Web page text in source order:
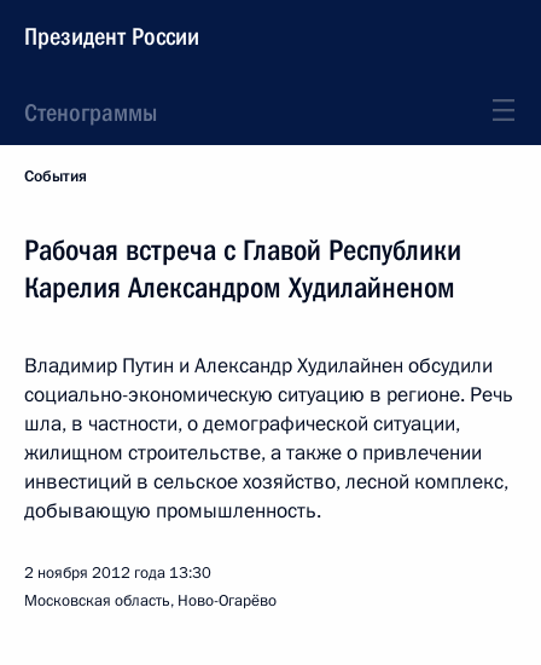
Президент России
Стенограммы
События
Рабочая встреча с Главой Республики
Карелия Александром Худилайненом
Владимир Путин и Александр Худилайнен обсудили
социально-экономическую ситуацию в регионе. Речь
шла, в частности, о демографической ситуации,
жилищном строительстве, а также о привлечении
инвестиций в сельское хозяйство, лесной комплекс,
добывающую промышленность.
2 ноября 2012 года 13:30
Московская область, Ново-Огарёво